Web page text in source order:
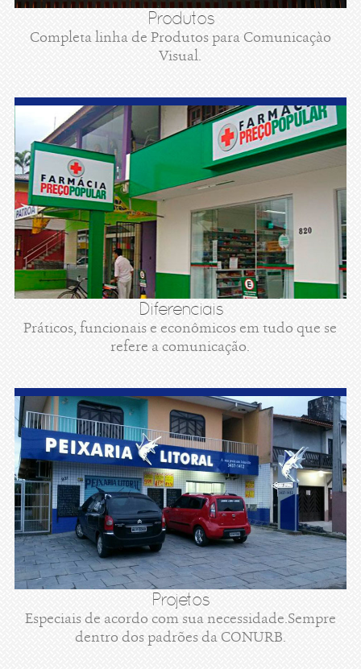
Produtos
Completa linha de Produtos para Comunicaçào
Visual.
Diferenciais
Práticos, funcionais e econômicos em tudo que se
refere a comunicação.
Projetos
Especiais de acordo com sua necessidade.Sempre
dentro dos padrões da CONURB.